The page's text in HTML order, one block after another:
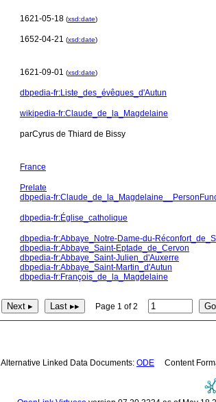
1621-05-18 (xsd:date)
1652-04-21 (xsd:date)
1621-09-01 (xsd:date)
dbpedia-fr:Liste_des_évêques_d'Autun
wikipedia-fr:Claude_de_la_Magdelaine
parCyrus de Thiard de Bissy
France
Prelate
dbpedia-
dbpedia-fr:Église_catholique
dbpedia-fr:Abbaye_Notre-Dame-du-
dbpedia-fr:Abbaye_Saint-Eptade_de_Cervon
dbpedia-fr:Abbaye_Saint-Julien_d'Auxerre
dbpedia-fr:Abbaye_Saint-Martin_d'Autun
dbpedia-fr:François_de_la_Magdelaine
Next ▸ Last ▸▸ Page 1 of 2 Go
Alternative Linked Data Documents: ODE Content